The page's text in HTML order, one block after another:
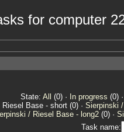
for computer
State: All (0) · In progress (0) ·
Base - short (0) · Sierpinski
/ Riesel Base - long2(0) ·
Task name: